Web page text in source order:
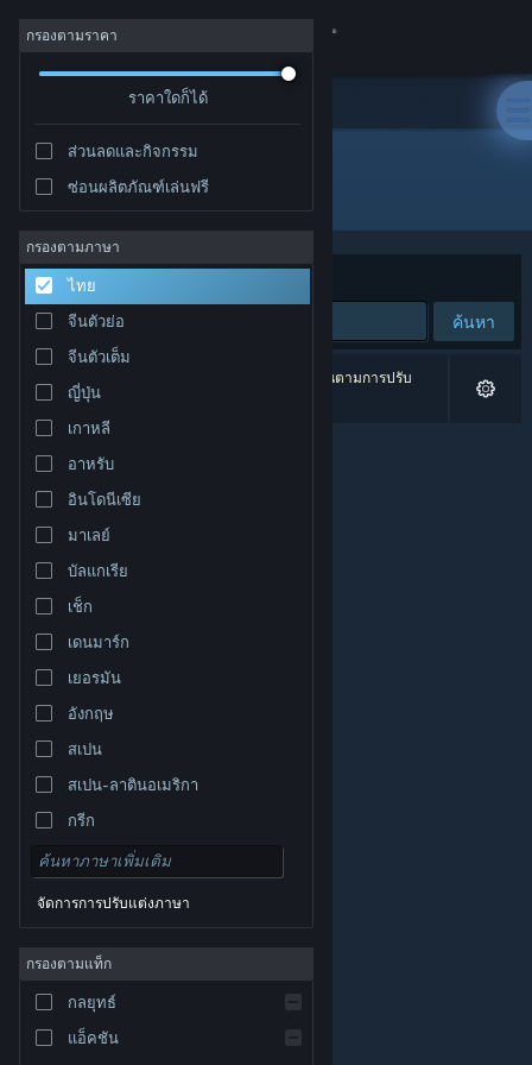
เข้าสู่ระบบ
ชุมชน
เกี่ยวกับ
ฝ่ายสนับสนุน
เปลี่ยนภาษา
รับแอป Steam แบบพกพา
ชมเว็บไซต์สำหรับเดสก์ท็อป
© Valve Corporation สงวนลิขสิทธิ์ เครื่องหมายการค้า
และประเทศอื่น
นโยบายความเป็นส่วนตัว
การช่วยการเข้าถึง|
Steam| การคืนเงิน
กรองตามราคา
ราคาใดก็ได้
ส่วนลดและกิจกรรม
ซ่อนผลิตภัณฑ์เล่นฟรี
กรองตามภาษา
ไทย
จีนตัวย่อ
จีนตัวเต็ม
ญี่ปุ่น
เกาหลี
อาหรับ
อินโดนีเซีย
มาเลย์
บัลแกเรีย
เช็ก
เดนมาร์ก
เยอรมัน
อังกฤษ
สเปน
สเปน-ลาตินอเมริกา
กรีก
จัดการการปรับแต่งภาษา
กรองตามแท็ก
กลยุทธ์
แอ็คชัน
ผู้จัดจำหน่าย: Andreas Hager Gaming
จัดเรียงตาม
ค้นหา
0 ผลลัพธ์ตรงกับที่คุณค้นหา 2 ผลิตภัณฑ์ได้ถูกละเว้นตามการปรับ
แต่งของคุณ